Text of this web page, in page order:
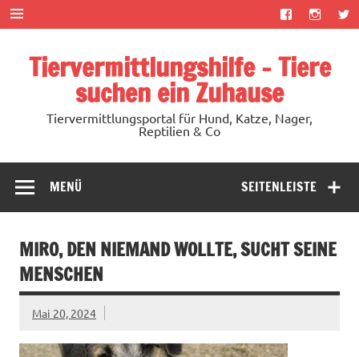
Zum
Inhalt
springen
Tiervermittlungshilfe – Tiere
suchen ein Zuhause
Tiervermittlungsportal für Hund, Katze, Nager,
Reptilien & Co
SEITENLEISTE
MENÜ
MIRO, DEN NIEMAND WOLLTE, SUCHT SEINE
MENSCHEN
Mai 20, 2024